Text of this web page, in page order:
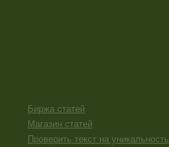
Биржа статей
Магазин статей
Проверить текст на уникальность